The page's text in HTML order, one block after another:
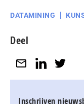
DATAMINING
Deel
Inschrijven